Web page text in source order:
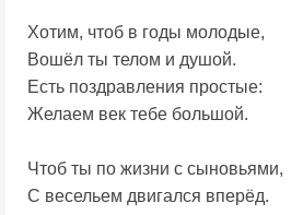
Хотим, чтоб в годы молодые,
Вошёл ты телом и душой.
Есть поздравления простые:
Желаем век тебе большой.
Чтоб ты по жизни с сыновьями,
С весельем двигался вперёд.